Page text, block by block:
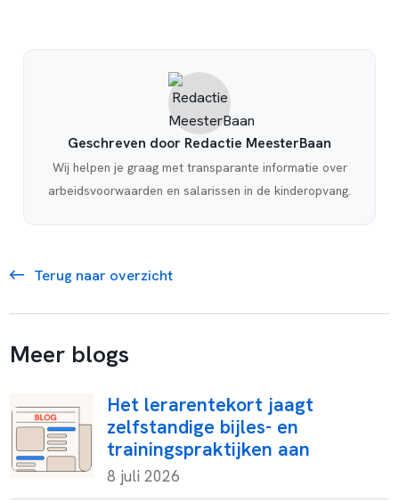
Geschreven door Redactie MeesterBaan
Wij helpen je graag met transparante informatie over
arbeidsvoorwaarden en salarissen in de kinderopvang.
Terug naar overzicht
Meer blogs
Het lerarentekort jaagt
zelfstandige bijles- en
trainingspraktijken aan
8 juli 2026